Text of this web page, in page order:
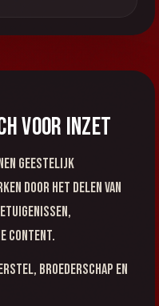
voor inzet
geestelijk
door het delen van
content.
broederschap en